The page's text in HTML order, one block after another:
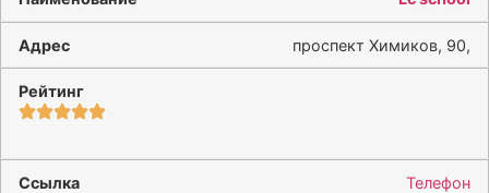
проспект Химиков, 90,
Телефон